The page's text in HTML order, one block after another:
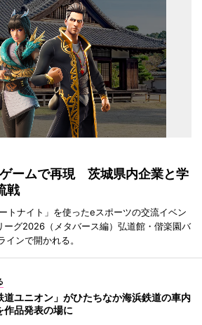
ームで再現 茨城県内企業と学
戦
トナイト」を使ったeスポーツの交流イベン
ーグ2026（メタバース編）弘道館・偕楽園バ
インで開かれる。
道ユニオン」がひたちなか海浜鉄道の車内
作品発表の場に